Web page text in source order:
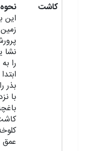
کاشت
این
نشا
را
بذر
با
عمق 1 الی 2 سانتی متری بکارید.